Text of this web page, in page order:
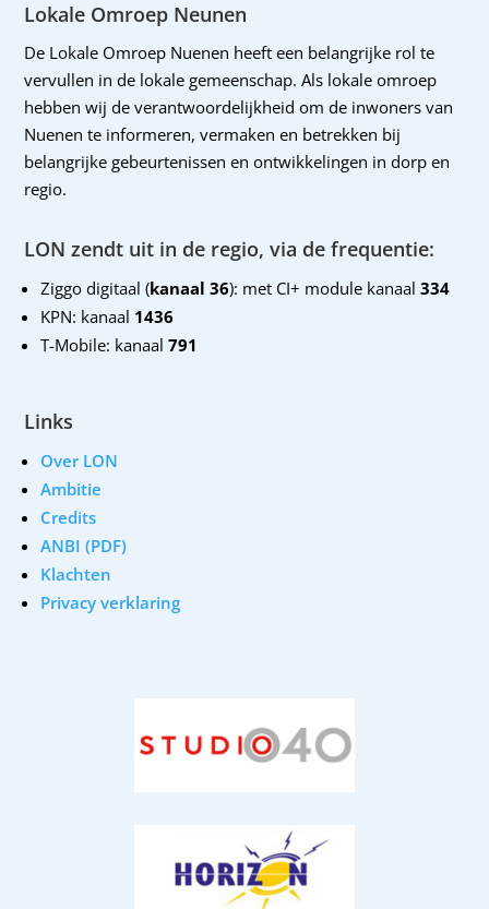
Lokale Omroep Neunen
De Lokale Omroep Nuenen heeft een belangrijke rol te
vervullen in de lokale gemeenschap. Als lokale omroep
hebben wij de verantwoordelijkheid om de inwoners van
Nuenen te informeren, vermaken en betrekken bij
belangrijke gebeurtenissen en ontwikkelingen in dorp en
regio.
LON zendt uit in de regio, via de frequentie:
Ziggo digitaal (kanaal 36): met CI+ module kanaal 334
KPN: kanaal 1436
T-Mobile: kanaal791
Links
Over LON
Ambitie
Credits
ANBI (PDF)
Klachten
Privacy verklaring